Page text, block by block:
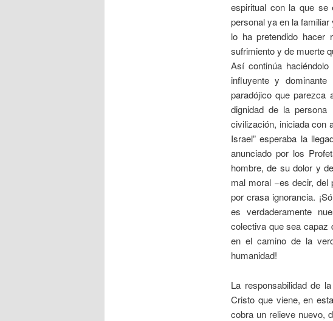
espiritual con la que
personal ya en la
lo ha pretendido hacer
sufrimiento y de muerte
Así continúa
influyente y
paradójico que parezca
dignidad de la
civilización, iniciada con
Israel” esperaba la
anunciado por los
hombre, de su dolor y
mal moral −es decir, del
por crasa ignorancia.
es verdaderamente
colectiva que sea capaz
en el camino de la
humanidad!
La responsabilidad de
Cristo que viene, en
cobra un relieve nuevo,